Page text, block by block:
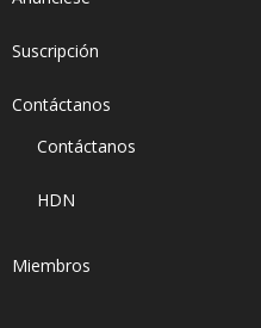
Suscripción
Contáctanos
Contáctanos
HDN
Miembros